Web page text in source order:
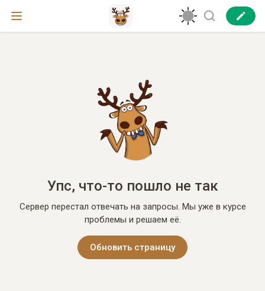
Упс, что-то пошло не так
Сервер перестал отвечать на запросы. Мы уже в курсе
проблемы и решаем её.
Обновить страницу